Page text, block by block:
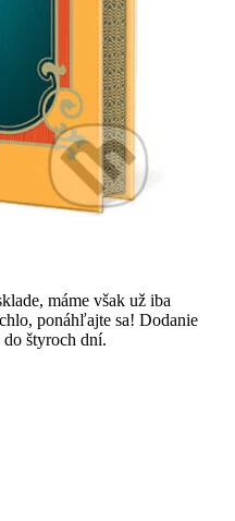
máme však už iba
ponáhľajte sa! Dodanie
štyroch dní.